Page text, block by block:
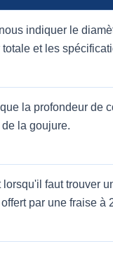
indiquer le
totale et les
la profondeur de
la goujure.
lorsqu'il faut trouver
par une fraise à